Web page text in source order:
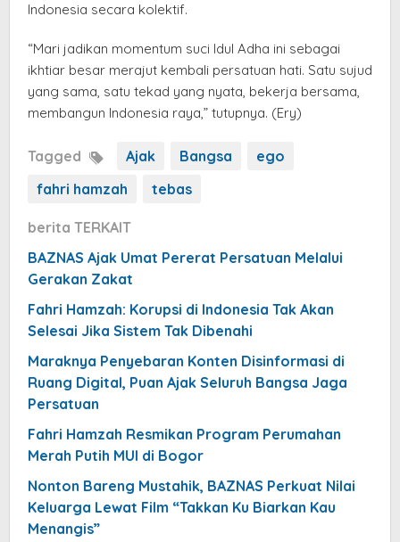
Indonesia secara kolektif.
“Mari jadikan momentum suci Idul Adha ini sebagai
ikhtiar besar merajut kembali persatuan hati. Satu sujud
yang sama, satu tekad yang nyata, bekerja bersama,
membangun Indonesia raya,” tutupnya. (Ery)
Tagged Ajak Bangsa
ego
fahri hamzah
tebas
berita TERKAIT
BAZNAS Ajak Umat Pererat Persatuan Melalui
Gerakan Zakat
Fahri Hamzah: Korupsi di Indonesia Tak Akan
Selesai Jika Sistem Tak Dibenahi
Maraknya Penyebaran Konten Disinformasi di
Ruang Digital, Puan Ajak Seluruh Bangsa Jaga
Persatuan
Fahri Hamzah Resmikan Program Perumahan
Merah Putih MUI di Bogor
Nonton Bareng Mustahik, BAZNAS Perkuat Nilai
Keluarga Lewat Film “Takkan Ku Biarkan Kau
Menangis”